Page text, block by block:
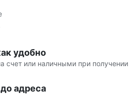
удобно
счет или наличными при получении
адреса